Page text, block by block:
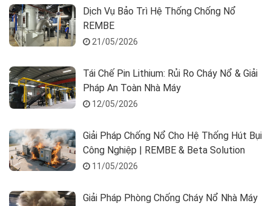
Dịch Vụ Bảo Trì Hệ Thống Chống Nổ
REMBE
21/05/2026
Tái Chế Pin Lithium: Rủi Ro Cháy Nổ & Giải
Pháp An Toàn Nhà Máy
12/05/2026
Giải Pháp Chống Nổ Cho Hệ Thống Hút Bụi
Công Nghiệp | REMBE & Beta Solution
11/05/2026
Giải Pháp Phòng Chống Cháy Nổ Nhà Máy